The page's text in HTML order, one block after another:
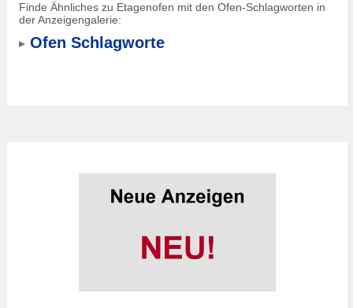
Finde Ähnliches zu Etagenofen mit den Ofen-Schlagworten in
der Anzeigengalerie:
Ofen Schlagworte